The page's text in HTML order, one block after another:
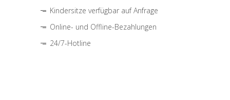
Kindersitze verfügbar auf Anfrage
Online- und Offline-Bezahlungen
24/7-Hotline